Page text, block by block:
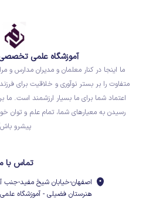
آموزشگاه علمی
ما اینجا در کنار معلمان و مدیران مدارس و
متفاوت را بر بستر نوآوری و خلاقیت برای
اعتماد شما برای ما بسیار ارزشمند است. ما
رسیدن به معیارهای شما، تمام علم و توان
پیشرو
تماس با
اصفهان-خیابان شیخ مفید-جنب
هنرستان فضیلی - آموزشگاه